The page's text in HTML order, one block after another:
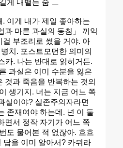
게 내뱉는 숨 ㅡ
이게 내가 제일 좋아하는
과 마른 과실의 동침」 끼익
걸 부조리로 썼을 거야. 아
치. 포스트모던한 의미의
카. 나는 반대로 읽히거든.
과실은 이미 수분을 잃은
것과 죽음을 반복하는 것의
생기지. 너는 지금 어느 쪽
실이야? 실존주의자라면
존재여야 하는데. 넌 이 둘
면서 정작 자기가 어느 쪽
도 물어본 적 없잖아. 흐흐
답을 이미 알아서? 카뮈라